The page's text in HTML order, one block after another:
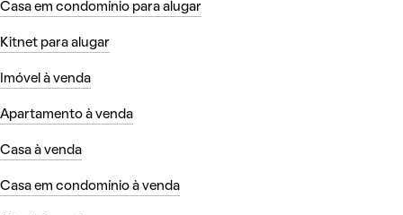
Casa em condomínio para alugar
Kitnet para alugar
Imóvel à venda
Apartamento à venda
Casa à venda
Casa em condomínio à venda